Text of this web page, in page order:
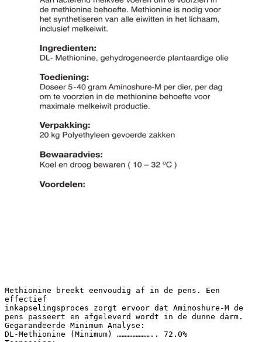
Methionine breekt eenvoudig af in de pens. Een
effectief
inkapselingsproces zorgt ervoor dat Aminoshure-M de
pens passeert en afgeleverd wordt in de dunne darm.
Gegarandeerde Minimum Analyse:
DL-Methionine (Minimum) ………………….. 72.0%